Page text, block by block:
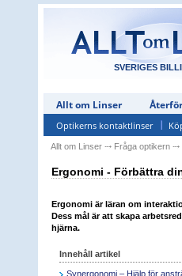
SVERIGES
Allt om Linser
Optikerns kontaktlinser
Allt om Linser⤏ Fråga optikern⤏
Ergonomi - Förbättra
Ergonomi är läran om
Dess mål är att skapa
hjärna.
Innehåll artikel
Synergonomi – Hjälp för